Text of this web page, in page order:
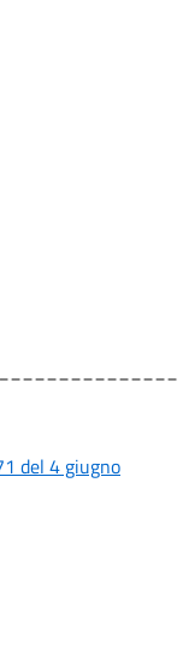
del 4 giugno